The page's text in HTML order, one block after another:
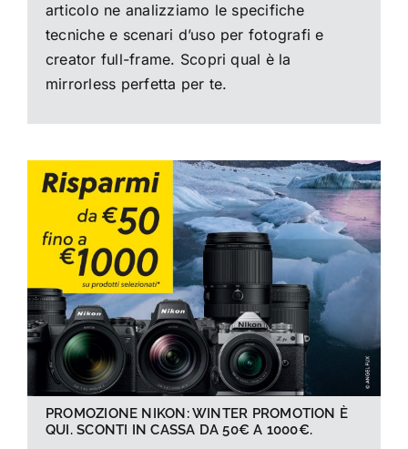
articolo ne analizziamo le specifiche
tecniche e scenari d’uso per fotografi e
creator full-frame. Scopri qual è la
mirrorless perfetta per te.
PROMOZIONE NIKON: WINTER PROMOTION È
QUI. SCONTI IN CASSA DA 50€ A 1000€.